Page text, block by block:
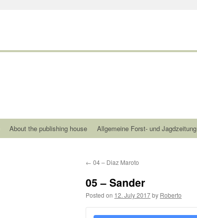
About the publishing house Allgemeine Forst- und Jagdzeitung
← 04 – Diaz Maroto
05 – Sander
Posted on 12. July 2017by Roberto